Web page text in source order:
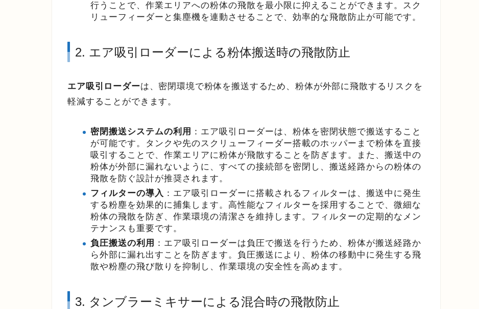
行うことで、作業エリアへの粉体の飛散を最小限に抑えることができます。スク
リューフィーダーと集塵機を連動させることで、効率的な飛散防止が可能です。
2. エア吸引ローダーによる粉体搬送時の飛散防止
エア吸引ローダーは、密閉環境で粉体を搬送するため、粉体が外部に飛散するリスクを
軽減することができます。
密閉搬送システムの利用 ：エア吸引ローダーは、粉体を密閉状態で搬送すること
が可能です。タンクや先のスクリューフィーダー搭載のホッパーまで粉体を直接
吸引することで、作業エリアに粉体が飛散することを防ぎます。また、搬送中の
粉体が外部に漏れないように、すべての接続部を密閉し、搬送経路からの粉体の
飛散を防ぐ設計が推奨されます。
フィルターの導入 ：エア吸引ローダーに搭載されるフィルターは、搬送中に発生
する粉塵を効果的に捕集します。高性能なフィルターを採用することで、微細な
粉体の飛散を防ぎ、作業環境の清潔さを維持します。フィルターの定期的なメン
テナンスも重要です。
負圧搬送の利用 ：エア吸引ローダーは負圧で搬送を行うため、粉体が搬送経路か
ら外部に漏れ出すことを防ぎます。負圧搬送により、粉体の移動中に発生する飛
散や粉塵の飛び散りを抑制し、作業環境の安全性を高めます。
3. タンブラーミキサーによる混合時の飛散防止